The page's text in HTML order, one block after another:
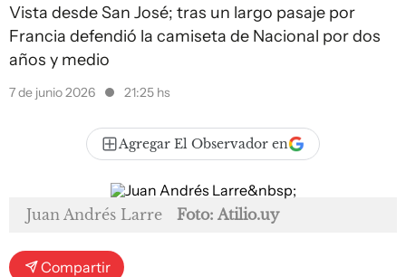
Vista desde San José; tras un largo pasaje por
Francia defendió la camiseta de Nacional por dos
años y medio
7 de junio 2026 21:25 hs
Agregar El Observador en
Juan Andrés Larre Foto: Atilio.uy
Compartir